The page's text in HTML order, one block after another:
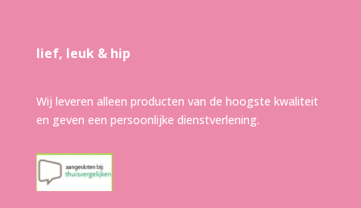
lief, leuk & hip
Wij leveren alleen producten van de hoogste kwaliteit
en geven een persoonlijke dienstverlening.